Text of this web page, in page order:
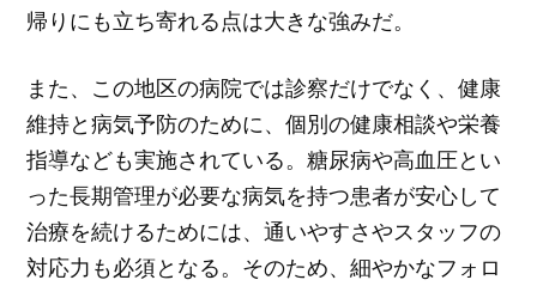
帰りにも立ち寄れる点は大きな強みだ。
また、この地区の病院では診察だけでなく、健康
維持と病気予防のために、個別の健康相談や栄養
指導なども実施されている。糖尿病や高血圧とい
った長期管理が必要な病気を持つ患者が安心して
治療を続けるためには、通いやすさやスタッフの
対応力も必須となる。そのため、細やかなフォロ